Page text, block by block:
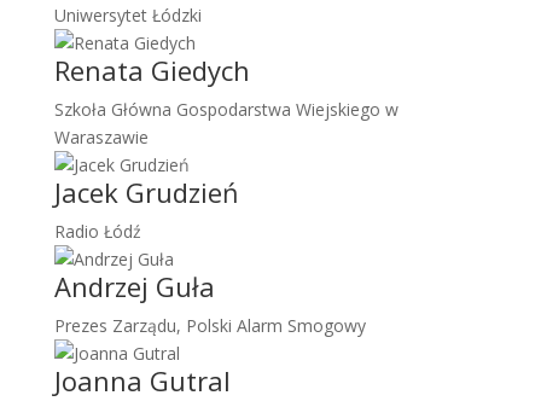
Uniwersytet Łódzki
Renata Giedych
Szkoła Główna Gospodarstwa Wiejskiego w
Waraszawie
Jacek Grudzień
Radio Łódź
Andrzej Guła
Prezes Zarządu, Polski Alarm Smogowy
Joanna Gutral